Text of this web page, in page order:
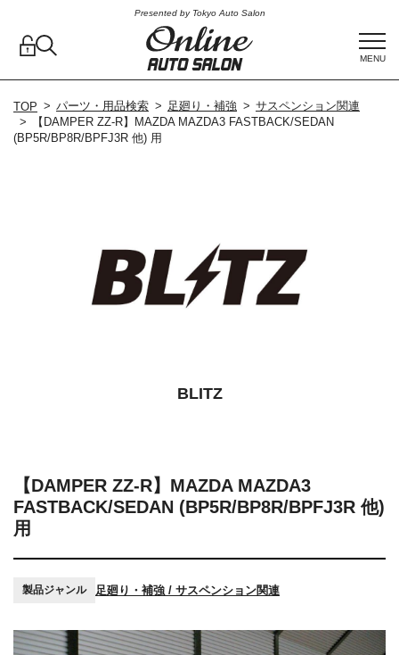
Presented by Tokyo Auto Salon
MENU
TOP パーツ・用品検索 足廻り・補強
サスペンション関連
【DAMPER ZZ-R】MAZDA MAZDA3 FASTBACK/SEDAN
(BP5R/BP8R/BPFJ3R 他) 用
【DAMPER ZZ-R】MAZDA MAZDA3
FASTBACK/SEDAN (BP5R/BP8R/BPFJ3R 他)
用
製品ジャンル 足廻り・補強 / サスペンション関連
BLITZ